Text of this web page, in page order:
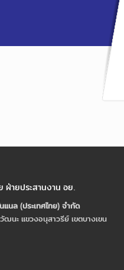
ายประสานงาน อย.
นล (ประเทศไทย) จํากัด
นะ แขวงอนุสาวรีย์ เขตบางเขน